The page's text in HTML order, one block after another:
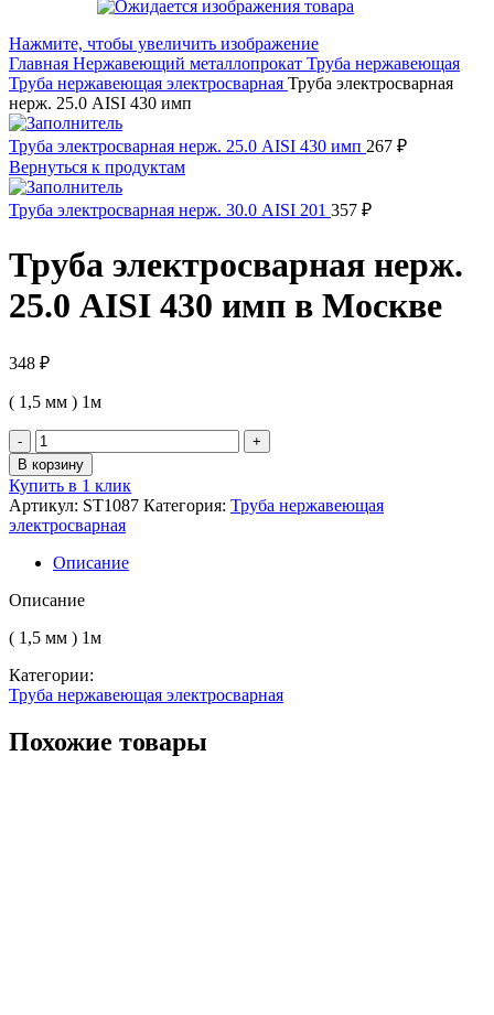
Нажмите, чтобы увеличить изображение
Главная Нержавеющий металлопрокат Труба нержавеющая
Труба нержавеющая электросварная Труба электросварная
нерж. 25.0 AISI 430 имп
Труба электросварная нерж. 25.0 AISI 430 имп 267 ₽
Вернуться к продуктам
Труба электросварная нерж. 30.0 AISI 201 357 ₽
Труба электросварная нерж.
25.0 AISI 430 имп в Москве
348 ₽
( 1,5 мм ) 1м
Количество
товара
Труба
электросварная
нерж.
25.0
AISI
430
имп
В корзину
Купить в 1 клик
Артикул: ST1087 Категория: Труба нержавеющая
электросварная
Описание
Описание
( 1,5 мм ) 1м
Категории:
Труба нержавеющая электросварная
Похожие товары